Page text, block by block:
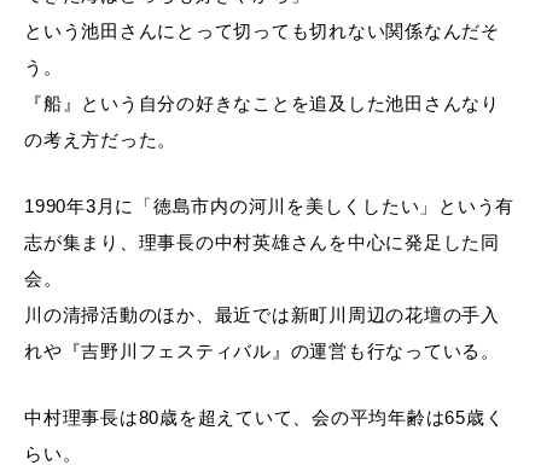
という池田さんにとって切っても切れない関係なんだそ
う。
『船』という自分の好きなことを追及した池田さんなり
の考え方だった。
1990年3月に「徳島市内の河川を美しくしたい」という有
志が集まり、理事長の中村英雄さんを中心に発足した同
会。
川の清掃活動のほか、最近では新町川周辺の花壇の手入
れや『吉野川フェスティバル』の運営も行なっている。
中村理事長は80歳を超えていて、会の平均年齢は65歳く
らい。